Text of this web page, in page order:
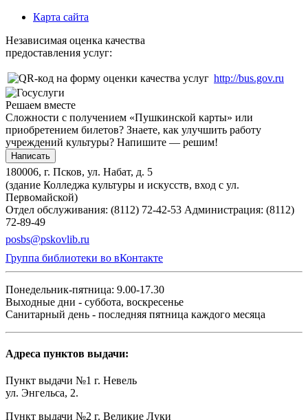
Карта сайта
Независимая оценка качества
предоставления услуг:
http://bus.gov.ru
Решаем вместе
Сложности с получением «Пушкинской карты» или
приобретением билетов? Знаете, как улучшить работу
учреждений культуры? Напишите — решим!
Написать
180006, г. Псков, ул. Набат, д. 5
(здание Колледжа культуры и искусств, вход с ул.
Первомайской)
Отдел обслуживания: (8112) 72-42-53 Администрация: (8112)
72-89-49
posbs@pskovlib.ru
Группа библиотеки во вКонтакте
Понедельник-пятница: 9.00-17.30
Выходные дни - суббота, воскресенье
Санитарный день - последняя пятница каждого месяца
Адреса пунктов выдачи:
Пункт выдачи №1 г. Невель
ул. Энгельса, 2.
Пункт выдачи №2 г. Великие Луки